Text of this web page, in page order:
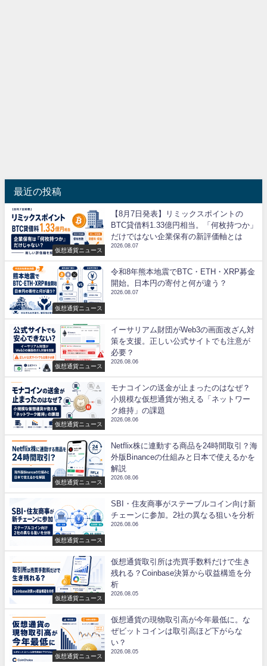
最近の投稿
仮想通貨ニュース
【8月7日発表】リミックスポイントの
BTC貸借料1.33億円相当。「何枚持つか」
だけではない企業保有の新評価軸とは
2026.08.07
仮想通貨ニュース
令和8年熊本地震でBTC・ETH・XRP募金
開始。日本円の寄付と何が違う？
2026.08.07
仮想通貨ニュース
イーサリアム財団がWeb3の画面改ざん対
策を支援。正しい公式サイトでも注意が
必要？
2026.08.06
仮想通貨ニュース
モナコインの送金が止まったのはなぜ？
小規模な仮想通貨が抱える「ネットワー
ク維持」の課題
2026.08.06
仮想通貨ニュース
Netflix株に連動する商品を24時間取引？海
外版Binanceの仕組みと日本で使えるかを
解説
2026.08.06
仮想通貨ニュース
SBI・住友商事がステーブルコイン向け新
チェーンに参加。2社の異なる狙いを分析
2026.08.06
仮想通貨ニュース
仮想通貨取引所は売買手数料だけで生き
残れる？Coinbase決算から収益構造を分
析
2026.08.05
仮想通貨ニュース
仮想通貨の現物取引高が今年最低に。な
ぜビットコインは取引高ほど下がらな
い？
2026.08.05